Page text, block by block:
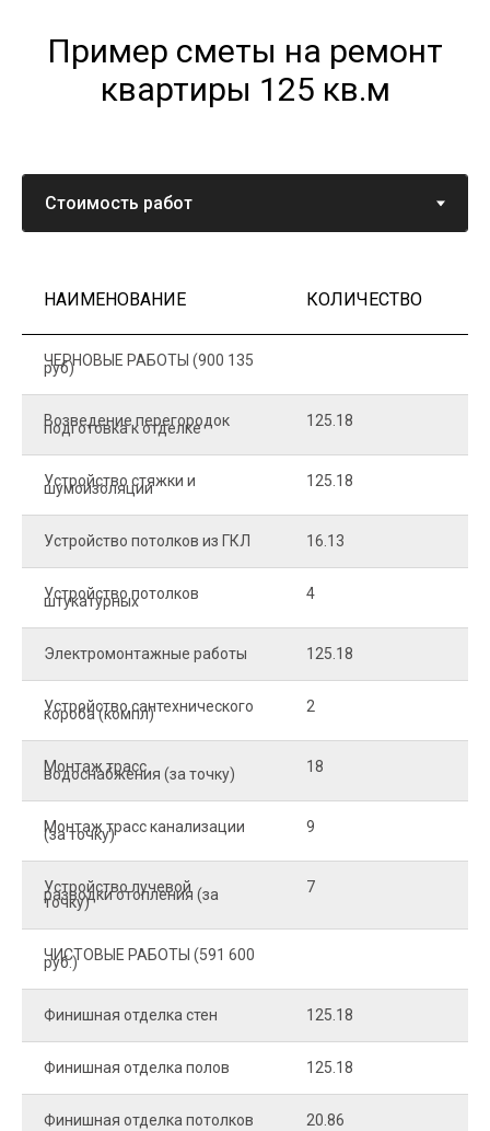
Пример сметы на ремонт
квартиры 125 кв.м
НАИМЕНОВАНИЕ КОЛИЧЕСТВО
ЧЕРНОВЫЕ РАБОТЫ (900 135
руб)
Возведение перегородок
подготовка к отделке 125.18
Устройство стяжки и
шумоизоляции 125.18
Устройство потолков из ГКЛ 16.13
Устройство потолков
штукатурных 4
Электромонтажные работы 125.18
Устройство сантехнического
короба (компл) 2
Монтаж трасс
водоснабжения (за точку) 18
Монтаж трасс канализации
(за точку) 9
Устройство лучевой
разводки отопления (за
точку)
7
ЧИСТОВЫЕ РАБОТЫ (591 600
руб.)
Финишная отделка стен 125.18
Финишная отделка полов 125.18
Финишная отделка потолков 20.86